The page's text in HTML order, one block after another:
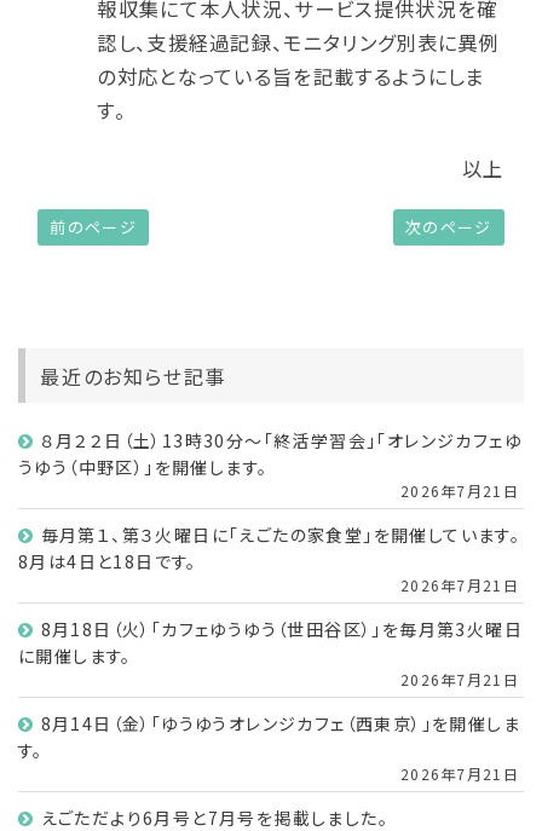
報収集にて本人状況、サービス提供状況を確
認し、支援経過記録、モニタリング別表に異例
の対応となっている旨を記載するようにしま
す。
以上
前のページ 次のページ
最近のお知らせ記事
８月２２日（土）13時30分～「終活学習会」「オレンジカフェゆ
うゆう（中野区）」を開催します。
2026年7月21日
毎月第１、第３火曜日に「えごたの家食堂」を開催しています。
8月は4日と18日です。
2026年7月21日
8月18日（火）「カフェゆうゆう（世田谷区）」を毎月第3火曜日
に開催します。
2026年7月21日
8月14日（金）「ゆうゆうオレンジカフェ（西東京）」を開催しま
す。
2026年7月21日
えごただより6月号と7月号を掲載しました。